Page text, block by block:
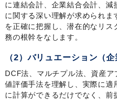
に連結会計、企業結合会計、減
に関する深い理解が求められま
を正確に把握し、潜在的なリス
務の根幹をなします。
（2）バリュエーション（
DCF法、マルチプル法、資産
値評価手法を理解し、実際に適
に計算ができるだけでなく、